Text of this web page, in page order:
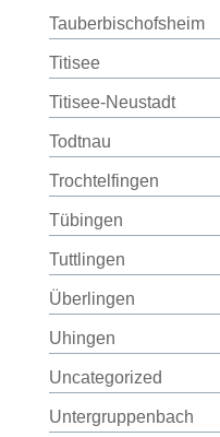
Tauberbischofsheim
Titisee
Titisee-Neustadt
Todtnau
Trochtelfingen
Tübingen
Tuttlingen
Überlingen
Uhingen
Uncategorized
Untergruppenbach